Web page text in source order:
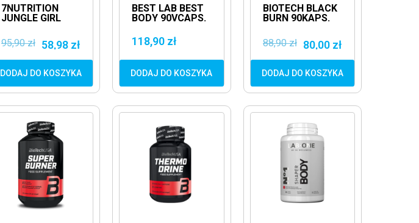
7NUTRITION
JUNGLE GIRL
120KAPS.
SPALACZ
95,90 zł 58,98 zł
DODAJ DO KOSZYKA
BEST LAB BEST
BODY 90VCAPS.
TŁUSZCZU
HAMUJĄCY
118,90 zł
DODAJ DO KOSZYKA
BIOTECH BLACK
BURN 90KAPS.
SPALACZ
TŁUSZCZU
88,90 zł 80,00 zł
DODAJ DO KOSZYKA